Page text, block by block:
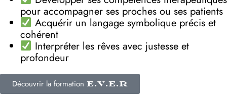
pour accompagner ses proches ou ses patients
Acquérir un langage symbolique précis et
cohérent
Interpréter les rêves avec justesse et
profondeur
Découvrir la formation E.V.E.R